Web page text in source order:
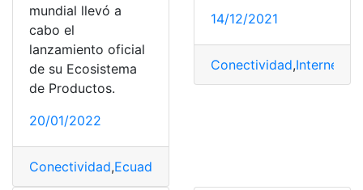
mundial llevó a
cabo el
lanzamiento oficial
de su Ecosistema
de Productos.
20/01/2022
Conectividad,Ecuador
14/12/2021
Conectividad,Internet